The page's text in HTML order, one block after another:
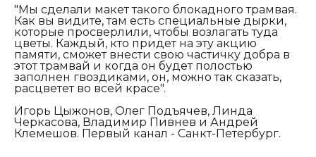
"Мы сделали макет такого блокадного трамвая.
Как вы видите, там есть специальные дырки,
которые просверлили, чтобы возлагать туда
цветы. Каждый, кто придет на эту акцию
памяти, сможет внести свою частичку добра в
этот трамвай и когда он будет полостью
заполнен гвоздиками, он, можно так сказать,
расцветет во всей красе".
Игорь Цыжонов, Олег Подъячев, Линда
Черкасова, Владимир Пивнев и Андрей
Клемешов. Первый канал - Санкт-Петербург.